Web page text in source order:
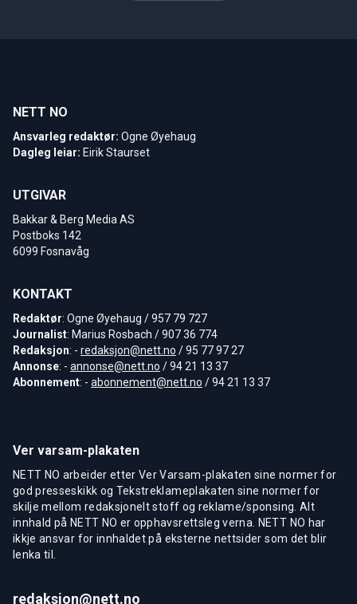
NETT NO
Ansvarleg redaktør: Ogne Øyehaug
Dagleg leiar: Eirik Staurset
UTGIVAR
Bakkar & Berg Media AS
Postboks 142
6099 Fosnavåg
KONTAKT
Redaktør: Ogne Øyehaug / 957 79 727
Journalist: Marius Rosbach / 907 36 774
Redaksjon: - redaksjon@nett.no / 95 77 97 27
Annonse: - annonse@nett.no / 94 21 13 37
Abonnement: - abonnement@nett.no / 94 21 13 37
Ver varsam-plakaten
NETT NO arbeider etter Ver Varsam-plakaten sine normer for
god presseskikk og Tekstreklameplakaten sine normer for
skilje mellom redaksjonelt stoff og reklame/sponsing. Alt
innhald på NETT NO er opphavsrettsleg verna. NETT NO har
ikkje ansvar for innhaldet på eksterne nettsider som det blir
lenka til.
redaksjon@nett.no